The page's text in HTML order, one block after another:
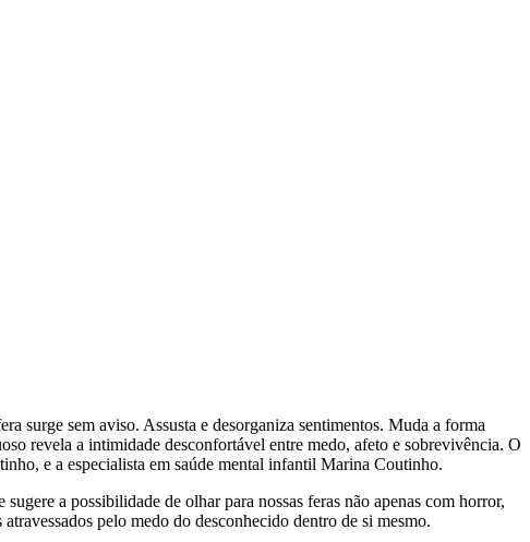
surge sem aviso. Assusta e desorganiza sentimentos. Muda a forma
revela a intimidade desconfortável entre medo, afeto e sobrevivência. O
e a especialista em saúde mental infantil Marina Coutinho.
a possibilidade de olhar para nossas feras não apenas com horror,
pelo medo do desconhecido dentro de si mesmo.